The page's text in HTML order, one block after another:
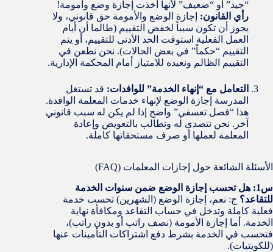
“جيد” أو “ضعيف” لأنها أخذت إجازة وضع وأمومة!
رأي القانون: إجازة الوضع والأمومة حق قانوني، ولا
يجوز أن تكون سبباً لخفض التقييم (طالما أن أيام
العمل الفعلية استوفت الحد الأدنى للتقييم، أو يتم
التقييم “حكماً” في بعض الحالات). نحن نطعن في
التقييم الظالم ونعيده للامتياز أمام المحكمة الإدارية.
التعامل مع “إنهاء الخدمة” للوافدات: قد تستغل
المدرسة إجازة الوضع لإنهاء خدمات المعلمة الوافدة.
هذا “فصل تعسفي” واضح إذا لم يكن له سبب قانوني
آخر. نحن نتصدى له ونطالب بالتعويض وإعادة
المعلمة لعملها أو صرف مستحقاتها كاملة.
الأسئلة الشائعة حول إجازات المعلمات (FAQ)
س1: هل تحسب إجازة الوضع ضمن سنوات الخدمة
للتقاعد؟ ج: نعم، إجازة الوضع (الشهرين) تحسب خدمة
فعلية كاملة وتدخل في حساب التقاعد ومكافأة نهاية
الخدمة. أما إجازة الأمومة (نصف راتب أو بدون راتب)،
فتحسب في الخدمة بشرط دفع اشتراكات التأمينات عنها
(للكويتيات).